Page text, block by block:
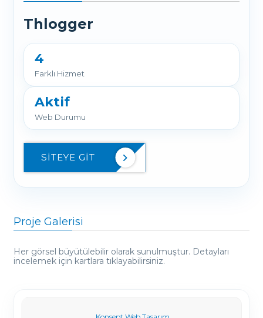
Thlogger
4
Farklı Hizmet
Aktif
Web Durumu
SITEYE GIT
Proje Galerisi
Her görsel büyütülebilir olarak sunulmuştur. Detayları
incelemek için kartlara tıklayabilirsiniz.
Konsept Web Tasarım